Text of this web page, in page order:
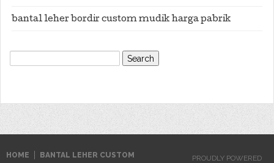
bantal leher bordir custom mudik harga pabrik
Search
for:
HOME BANTAL LEHER CUSTOM PROUDLY POWERED